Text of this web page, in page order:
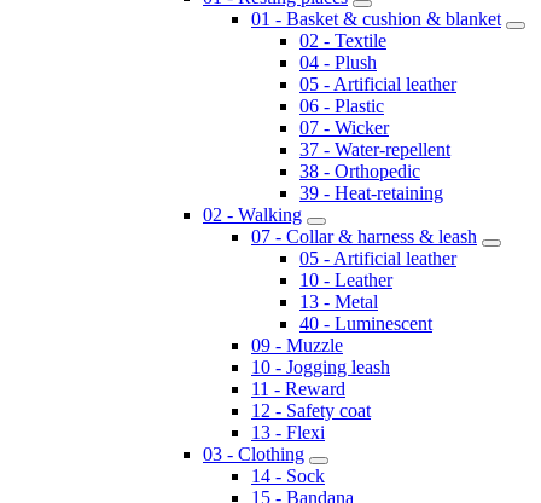
01 - Basket & cushion & blanket
02 - Textile
04 - Plush
05 - Artificial leather
06 - Plastic
07 - Wicker
37 - Water-repellent
38 - Orthopedic
39 - Heat-retaining
02 - Walking
07 - Collar & harness & leash
05 - Artificial leather
10 - Leather
13 - Metal
40 - Luminescent
09 - Muzzle
10 - Jogging leash
11 - Reward
12 - Safety coat
13 - Flexi
03 - Clothing
14 - Sock
15 - Bandana